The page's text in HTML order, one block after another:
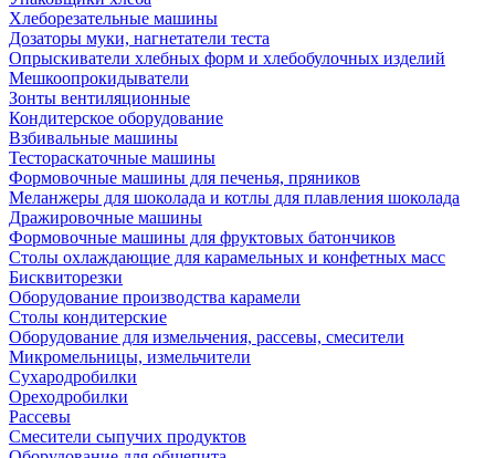
Хлеборезательные машины
Дозаторы муки, нагнетатели теста
Опрыскиватели хлебных форм и хлебобулочных изделий
Мешкоопрокидыватели
Зонты вентиляционные
Кондитерское оборудование
Взбивальные машины
Тестораскаточные машины
Формовочные машины для печенья, пряников
Меланжеры для шоколада и котлы для плавления шоколада
Дражировочные машины
Формовочные машины для фруктовых батончиков
Столы охлаждающие для карамельных и конфетных масс
Бисквиторезки
Оборудование производства карамели
Столы кондитерские
Оборудование для измельчения, рассевы, смесители
Микромельницы, измельчители
Сухародробилки
Ореходробилки
Рассевы
Смесители сыпучих продуктов